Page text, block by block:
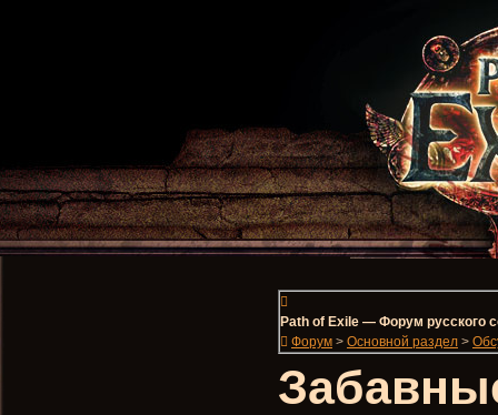
Path of Exile — Форум русского
Форум > Основной раздел >